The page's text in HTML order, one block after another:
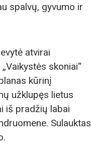
spalvų, gyvumo ir
atvirai
skoniai“
kūrinį
užklupęs lietus
iš pradžių labai
Sulauktas